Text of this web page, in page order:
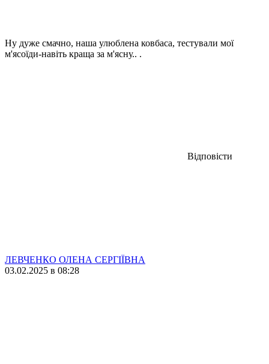
Ну дуже смачно, наша улюблена ковбаса, тестували мої
м'ясоїди-навіть краща за м'ясну.. .
Відповісти
ЛЕВЧЕНКО ОЛЕНА СЕРГІЇВНА
03.02.2025 в 08:28